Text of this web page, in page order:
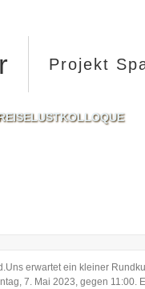
Projekt
erwartet ein kleiner
7. Mai 2023, gegen 11:00.